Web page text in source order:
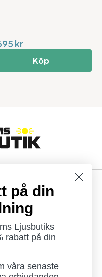
kr
Köp
på din
Ljusbutiks
rabatt på din
våra senaste